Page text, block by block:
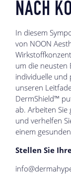
NACH
In diesem
von NOON
um die neusten
individuelle und
unseren
DermShield™
ab. Arbeiten
und verhelfen
einem
Stellen Sie